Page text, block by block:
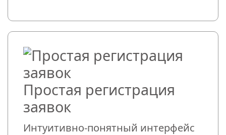
Простая регистрация
заявок
Интуитивно-понятный интерфейс